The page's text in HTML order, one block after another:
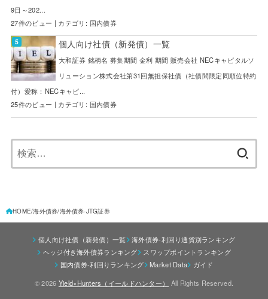
9日～202...
27件のビュー | カテゴリ: 国内債券
個人向け社債（新発債）一覧
大和証券 銘柄名 募集期間 金利 期間 販売会社 NECキャピタルソ
リューション株式会社第31回無担保社債（社債間限定同順位特約
付）愛称：NECキャピ...
25件のビュー | カテゴリ: 国内債券
HOME 海外債券 海外債券-JTG証券
個人向け社債（新発債）一覧
海外債券-利回り通貨別ランキング
ヘッジ付き海外債券ランキング
スワップポイントランキング
国内債券-利回りランキング
Market Data
ガイド
© 2026 Yield×Hunters（イールドハンター） All Rights Reserved.